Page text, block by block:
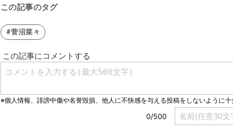
この記事のタグ
#菅沼菜々